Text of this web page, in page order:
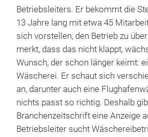
Betriebsleiters. Er bekommt die
13 Jahre lang mit etwa 45
sich vorstellen, den Betrieb zu
merkt, dass das nicht klappt,
Wunsch, der schon länger keimt:
Wäscherei. Er schaut sich
an, darunter auch eine
nichts passt so richtig. Deshalb
Branchenzeitschrift eine Anzeige
Betriebsleiter sucht